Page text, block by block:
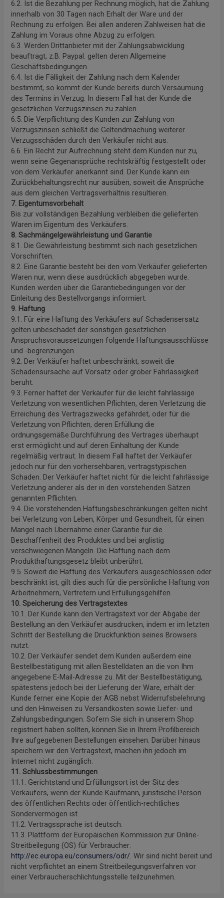
6.2. Ist die Bezahlung per Rechnung möglich, hat die Zahlung
innerhalb von 30 Tagen nach Erhalt der Ware und der
Rechnung zu erfolgen. Bei allen anderen Zahlweisen hat die
Zahlung im Voraus ohne Abzug zu erfolgen.
6.3. Werden Drittanbieter mit der Zahlungsabwicklung
beauftragt, z.B. Paypal. gelten deren Allgemeine
Geschäftsbedingungen.
6.4. Ist die Fälligkeit der Zahlung nach dem Kalender
bestimmt, so kommt der Kunde bereits durch Versäumung
des Termins in Verzug. In diesem Fall hat der Kunde die
gesetzlichen Verzugszinsen zu zahlen.
6.5. Die Verpflichtung des Kunden zur Zahlung von
Verzugszinsen schließt die Geltendmachung weiterer
Verzugsschäden durch den Verkäufer nicht aus.
6.6. Ein Recht zur Aufrechnung steht dem Kunden nur zu,
wenn seine Gegenansprüche rechtskräftig festgestellt oder
von dem Verkäufer anerkannt sind. Der Kunde kann ein
Zurückbehaltungsrecht nur ausüben, soweit die Ansprüche
aus dem gleichen Vertragsverhältnis resultieren.
7. Eigentumsvorbehalt
Bis zur vollständigen Bezahlung verbleiben die gelieferten
Waren im Eigentum des Verkäufers.
8. Sachmängelgewährleistung und Garantie
8.1. Die Gewährleistung bestimmt sich nach gesetzlichen
Vorschriften.
8.2. Eine Garantie besteht bei den vom Verkäufer gelieferten
Waren nur, wenn diese ausdrücklich abgegeben wurde.
Kunden werden über die Garantiebedingungen vor der
Einleitung des Bestellvorgangs informiert.
9. Haftung
9.1. Für eine Haftung des Verkäufers auf Schadensersatz
gelten unbeschadet der sonstigen gesetzlichen
Anspruchsvoraussetzungen folgende Haftungsausschlüsse
und -begrenzungen.
9.2. Der Verkäufer haftet unbeschränkt, soweit die
Schadensursache auf Vorsatz oder grober Fahrlässigkeit
beruht.
9.3. Ferner haftet der Verkäufer für die leicht fahrlässige
Verletzung von wesentlichen Pflichten, deren Verletzung die
Erreichung des Vertragszwecks gefährdet, oder für die
Verletzung von Pflichten, deren Erfüllung die
ordnungsgemäße Durchführung des Vertrages überhaupt
erst ermöglicht und auf deren Einhaltung der Kunde
regelmäßig vertraut. In diesem Fall haftet der Verkäufer
jedoch nur für den vorhersehbaren, vertragstypischen
Schaden. Der Verkäufer haftet nicht für die leicht fahrlässige
Verletzung anderer als der in den vorstehenden Sätzen
genannten Pflichten.
9.4. Die vorstehenden Haftungsbeschränkungen gelten nicht
bei Verletzung von Leben, Körper und Gesundheit, für einen
Mangel nach Übernahme einer Garantie für die
Beschaffenheit des Produktes und bei arglistig
verschwiegenen Mängeln. Die Haftung nach dem
Produkthaftungsgesetz bleibt unberührt.
9.5. Soweit die Haftung des Verkäufers ausgeschlossen oder
beschränkt ist, gilt dies auch für die persönliche Haftung von
Arbeitnehmern, Vertretern und Erfüllungsgehilfen.
10. Speicherung des Vertragstextes
10.1. Der Kunde kann den Vertragstext vor der Abgabe der
Bestellung an den Verkäufer ausdrucken, indem er im letzten
Schritt der Bestellung die Druckfunktion seines Browsers
nutzt.
10.2. Der Verkäufer sendet dem Kunden außerdem eine
Bestellbestätigung mit allen Bestelldaten an die von Ihm
angegebene E-Mail-Adresse zu. Mit der Bestellbestätigung,
spätestens jedoch bei der Lieferung der Ware, erhält der
Kunde ferner eine Kopie der AGB nebst Widerrufsbelehrung
und den Hinweisen zu Versandkosten sowie Liefer- und
Zahlungsbedingungen. Sofern Sie sich in unserem Shop
registriert haben sollten, können Sie in Ihrem Profilbereich
Ihre aufgegebenen Bestellungen einsehen. Darüber hinaus
speichern wir den Vertragstext, machen ihn jedoch im
Internet nicht zugänglich.
11. Schlussbestimmungen
11.1. Gerichtstand und Erfüllungsort ist der Sitz des
Verkäufers, wenn der Kunde Kaufmann, juristische Person
des öffentlichen Rechts oder öffentlich-rechtliches
Sondervermögen ist.
11.2. Vertragssprache ist deutsch.
11.3. Plattform der Europäischen Kommission zur Online-
Streitbeilegung (OS) für Verbraucher:
http://ec.europa.eu/consumers/odr/. Wir sind nicht bereit und
nicht verpflichtet an einem Streitbeilegungsverfahren vor
einer Verbraucherschlichtungsstelle teilzunehmen.